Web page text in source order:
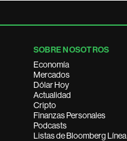
SOBRE NOSOTROS
Economía
Mercados
Dólar Hoy
Actualidad
Cripto
Finanzas Personales
Podcasts
Listas de Bloomberg Línea